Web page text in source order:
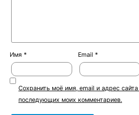
Имя * Email *
Сохранить моё имя, email и адрес
последующих моих комментариев.